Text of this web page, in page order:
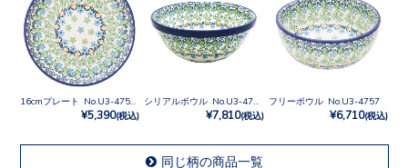
16cmプレート No.U3-4757X
¥5,390(税込) ¥7,810(税込)
フリーボウル No.U3-4757
¥6,710(税込)
同じ柄の商品一覧